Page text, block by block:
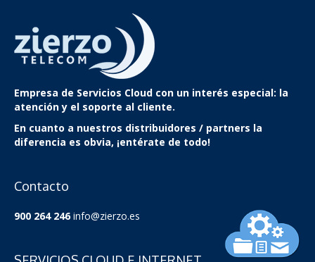
Empresa de Servicios Cloud con un interés especial: la
atención y el soporte al cliente.
En cuanto a nuestros distribuidores / partners la
diferencia es obvia, ¡entérate de todo!
Contacto
900 264 246info@zierzo.es